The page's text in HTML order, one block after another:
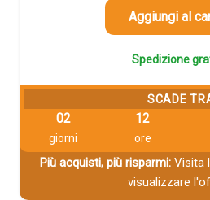
Aggiungi al
Spedizione
SCADE
02
giorni
12
ore
Più acquisti, più risparmi:Visita
visualizzare